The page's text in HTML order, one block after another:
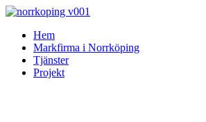
Skip
contentHem
Markfirma i Norrköping
Tjänster
Projekt